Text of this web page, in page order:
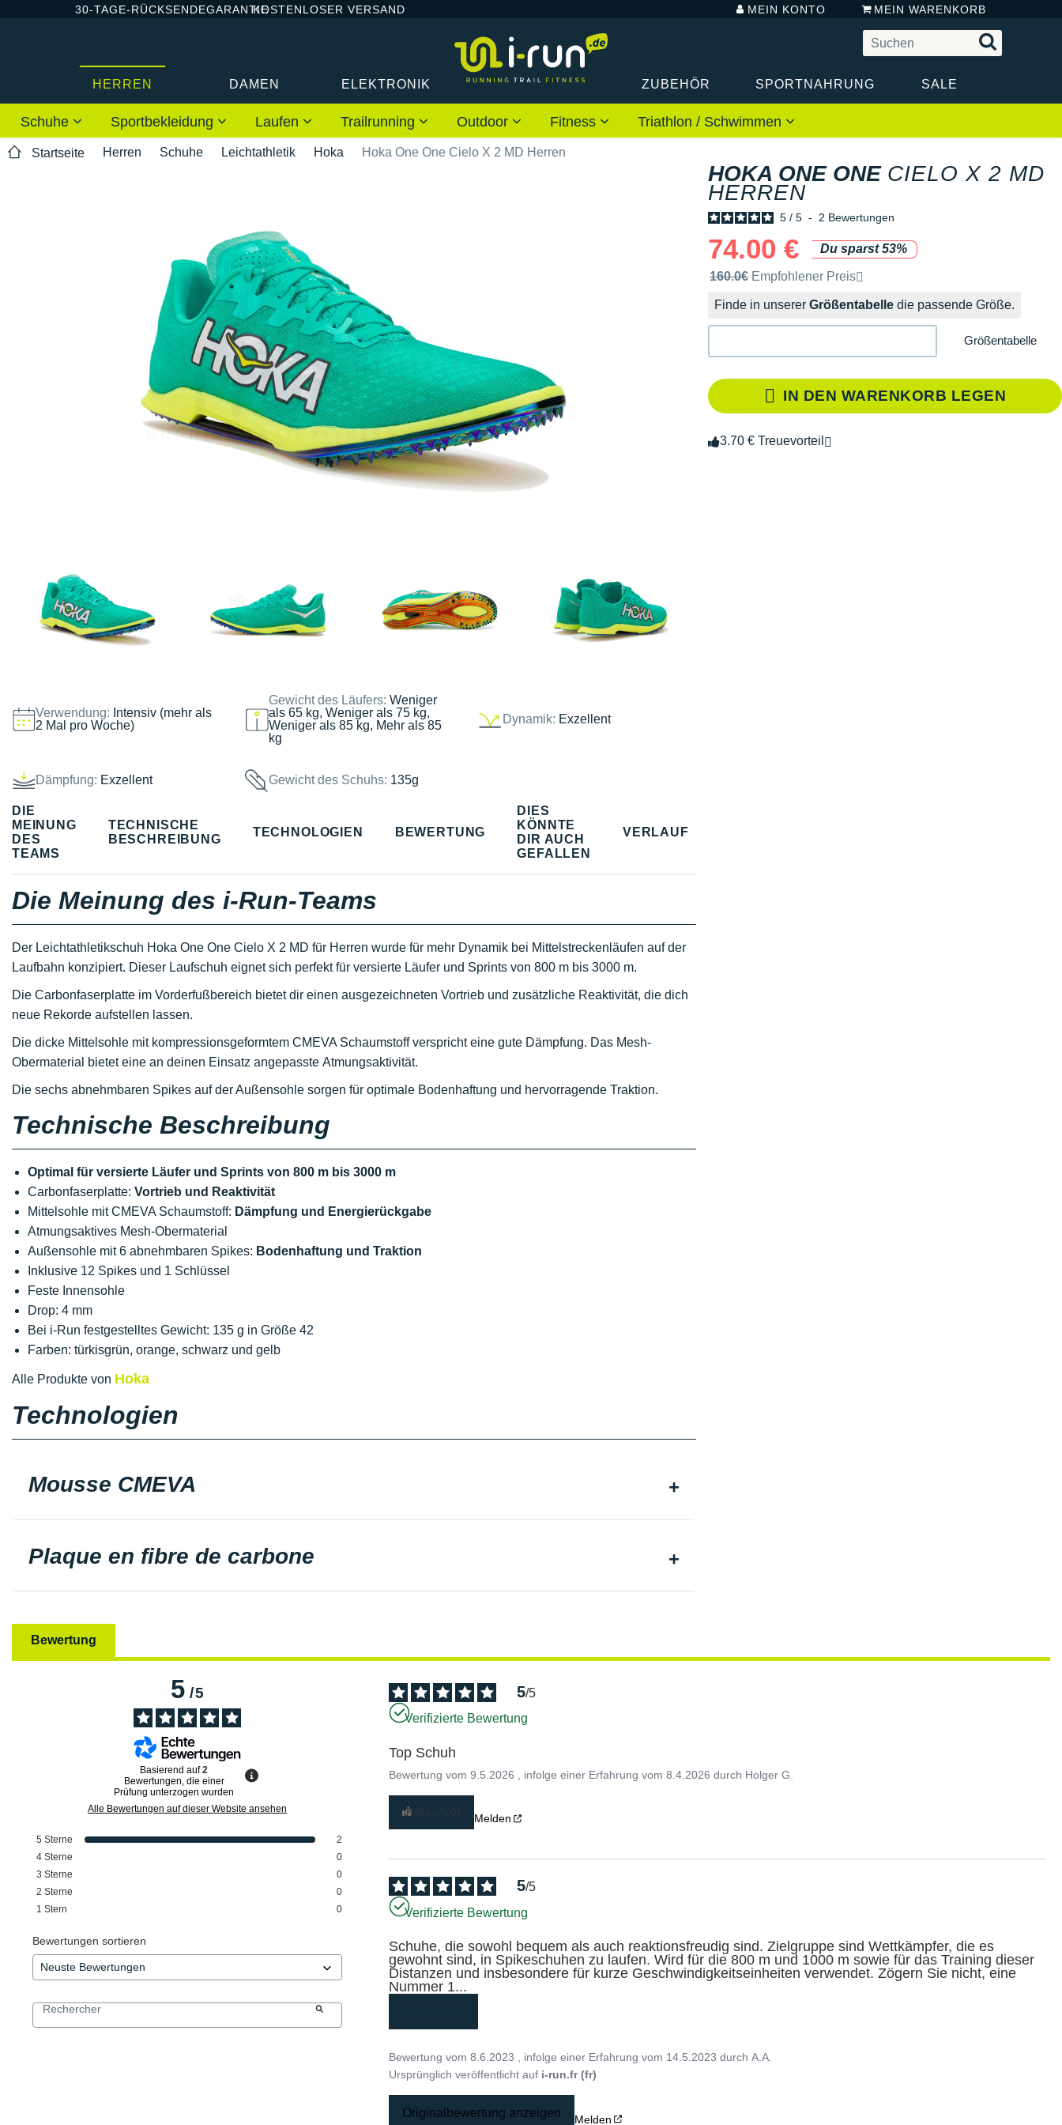
30-TAGE-RÜCKSENDEGARANTIEKOSTENLOSER VERSAND MEIN KONTO MEIN WARENKORB
HERREN DAMEN ELEKTRONIK ZUBEHÖR SPORTNAHRUNG SALE
Schuhe Sportbekleidung Laufen Trailrunning Outdoor Fitness Triathlon / Schwimmen
Startseite Herren Schuhe Leichtathletik Hoka Hoka One One Cielo X 2 MD Herren
Verwendung: Intensiv (mehr als
2 Mal pro Woche)
Gewicht des Läufers:Weniger
als 65 kg, Weniger als 75 kg,
Weniger als 85 kg, Mehr als 85
kg
Dynamik: Exzellent
Dämpfung: Exzellent Gewicht des Schuhs: 135g
HOKA ONE ONE CIELO X 2 MD
HERREN
5 / 5 - 2 Bewertungen
74.00 €
Du sparst 53%
Unverbindliche Preisempfehlung der Marke
160.0€ Empfohlener Preis
Finde in unserer Größentabelle die passende Größe.
Größentabelle
IN DEN WARENKORB LEGEN
3.70 € Treuevorteil
DIE
MEINUNG
DES
TEAMS
TECHNISCHE
BESCHREIBUNG
TECHNOLOGIEN BEWERTUNG
DIES
KÖNNTE
DIR AUCH
GEFALLEN
VERLAUF
Die Meinung des i-Run-Teams
Der Leichtathletikschuh Hoka One One Cielo X 2 MD für Herren wurde für mehr Dynamik bei Mittelstreckenläufen auf der
Laufbahn konzipiert. Dieser Laufschuh eignet sich perfekt für versierte Läufer und Sprints von 800 m bis 3000 m.
Die Carbonfaserplatte im Vorderfußbereich bietet dir einen ausgezeichneten Vortrieb und zusätzliche Reaktivität, die dich
neue Rekorde aufstellen lassen.
Die dicke Mittelsohle mit kompressionsgeformtem CMEVA Schaumstoff verspricht eine gute Dämpfung. Das Mesh-
Obermaterial bietet eine an deinen Einsatz angepasste Atmungsaktivität.
Die sechs abnehmbaren Spikes auf der Außensohle sorgen für optimale Bodenhaftung und hervorragende Traktion.
Technische Beschreibung
Optimal für versierte Läufer und Sprints von 800 m bis 3000 m
Carbonfaserplatte: Vortrieb und Reaktivität
Mittelsohle mit CMEVA Schaumstoff: Dämpfung und Energierückgabe
Atmungsaktives Mesh-Obermaterial
Außensohle mit 6 abnehmbaren Spikes: Bodenhaftung und Traktion
Inklusive 12 Spikes und 1 Schlüssel
Feste Innensohle
Drop: 4 mm
Bei i-Run festgestelltes Gewicht: 135 g in Größe 42
Farben: türkisgrün, orange, schwarz und gelb
Alle Produkte von Hoka
Technologien
Mousse CMEVA
Plaque en fibre de carbone
Bewertung
5/5
Basierend auf2
Bewertungen, die einer
Prüfung unterzogen wurden
Alle Bewertungen auf dieser Website ansehen
5 Sterne
2
4 Sterne
0
3 Sterne
0
2 Sterne
0
1 Stern 0
Bewertungen sortieren
5/5
Verifizierte Bewertung
Top Schuh
Bewertung vom9.5.2026 , infolge einer Erfahrung vom8.4.2026 durch Holger G.
Hilfreich(0) Melden
5/5
Verifizierte Bewertung
Schuhe, die sowohl bequem als auch reaktionsfreudig sind. Zielgruppe sind Wettkämpfer, die es
gewohnt sind, in Spikeschuhen zu laufen. Wird für die 800 m und 1000 m sowie für das Training dieser
Distanzen und insbesondere für kurze Geschwindigkeitseinheiten verwendet. Zögern Sie nicht, eine
Nummer 1...
Bewertung vom8.6.2023 , infolge einer Erfahrung vom 14.5.2023 durchA.A.
Ursprünglich veröffentlicht auf i-run.fr (fr)
Originalbewertung anzeigen Melden